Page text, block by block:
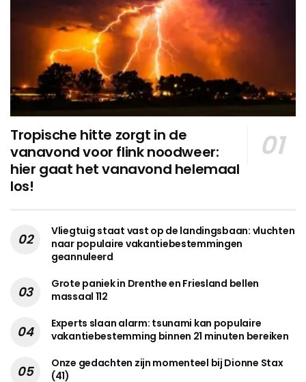
Tropische hitte zorgt in de
vanavond voor flink noodweer:
hier gaat het vanavond helemaal
los!
Vliegtuig staat vast op de landingsbaan: vluchten
naar populaire vakantiebestemmingen
geannuleerd
Grote paniek in Drenthe en Friesland bellen
massaal 112
Experts slaan alarm: tsunami kan populaire
vakantiebestemming binnen 21 minuten bereiken
Onze gedachten zijn momenteel bij Dionne Stax
(41)